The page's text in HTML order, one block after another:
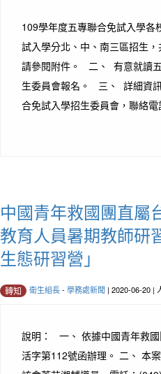
109學年度五專聯合免試入學
試入學分北、中、南三區招生
請參閱附件。 二、 有意就讀
生委員會報名。 三、 詳細資
合免試入學招生委員會，聯絡
中國青年救國團直屬
教育人員暑期教師研
生態研習營」
轉知 衛生組長- 學務處新聞 | 2020-06-20 |
說明： 一、 依據中國青年救
活字第112號函辦理。 二、 本